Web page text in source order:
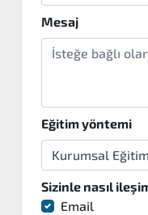
Mesaj
Eğitim yöntemi
Sizinle nasıl
Email